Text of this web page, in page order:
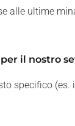
alle ultime
il nostro
specifico (es.